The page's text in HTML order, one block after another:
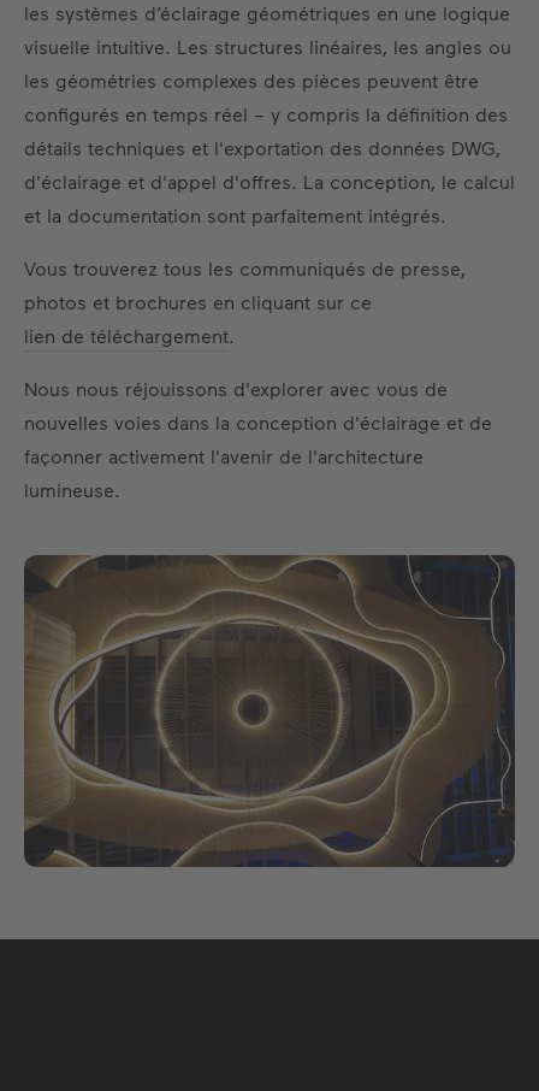
les systèmes d’éclairage géométriques en une logique
visuelle intuitive. Les structures linéaires, les angles ou
les géométries complexes des pièces peuvent être
configurés en temps réel – y compris la définition des
détails techniques et l'exportation des données DWG,
d'éclairage et d'appel d'offres. La conception, le calcul
et la documentation sont parfaitement intégrés.
Vous trouverez tous les communiqués de presse,
photos et brochures en cliquant sur ce
lien de téléchargement.
Nous nous réjouissons d'explorer avec vous de
nouvelles voies dans la conception d'éclairage et de
façonner activement l'avenir de l'architecture
lumineuse.